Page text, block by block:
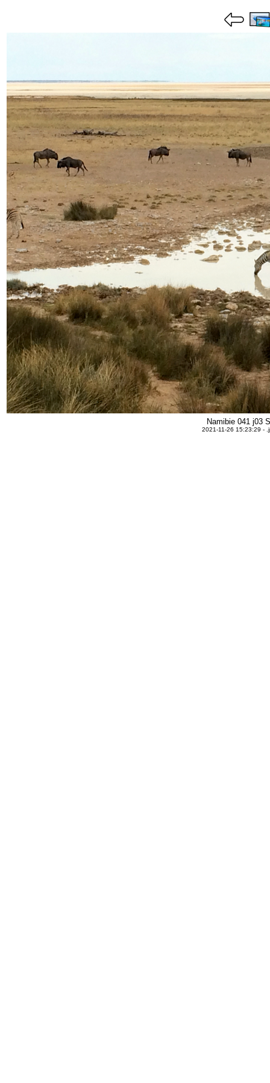
Namibie 041 j03
2021-11-26 15:23:29 -